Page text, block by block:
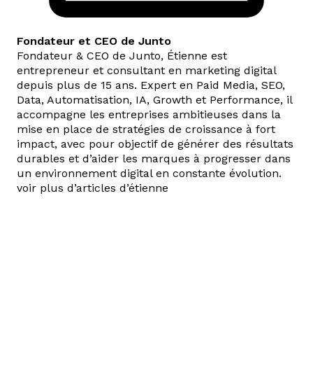
Fondateur et CEO de Junto
Fondateur & CEO de Junto, Étienne est
entrepreneur et consultant en marketing digital
depuis plus de 15 ans. Expert en Paid Media, SEO,
Data, Automatisation, IA, Growth et Performance, il
accompagne les entreprises ambitieuses dans la
mise en place de stratégies de croissance à fort
impact, avec pour objectif de générer des résultats
durables et d’aider les marques à progresser dans
un environnement digital en constante évolution.
voir plus d’articles d’étienne